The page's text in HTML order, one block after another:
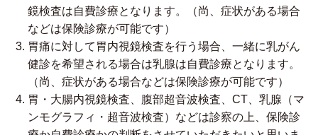
鏡検査は自費診療となります。（尚、症状がある場合
などは保険診療が可能です）
胃痛に対して胃内視鏡検査を行う場合、一緒に乳がん
健診を希望される場合は乳腺は自費診療となります。
（尚、症状がある場合などは保険診療が可能です）
胃・大腸内視鏡検査、腹部超音波検査、CT、乳腺（マ
ンモグラフィ・超音波検査）などは診察の上、保険診